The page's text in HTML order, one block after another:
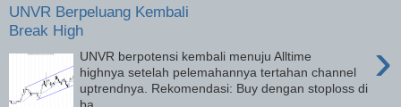
UNVR Berpeluang Kembali
Break High
›
UNVR berpotensi kembali menuju Alltime
highnya setelah pelemahannya tertahan channel
uptrendnya. Rekomendasi: Buy dengan stoploss di
ba...